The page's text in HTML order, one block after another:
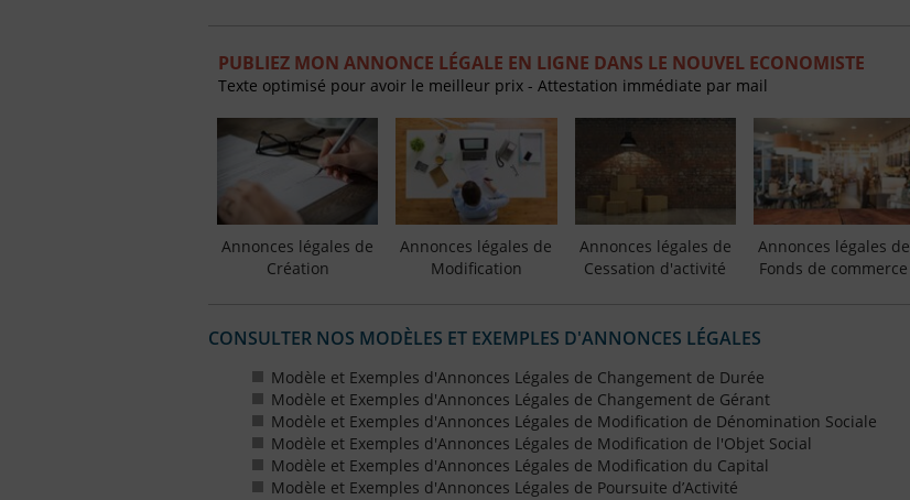
PUBLIEZ MON ANNONCE LÉGALE EN LIGNE DANS LE NOUVEL ECONOMISTE
Texte optimisé pour avoir le meilleur prix - Attestation immédiate par mail
Annonces légales de
Création
Annonces légales de
Modification
Annonces légales de
Cessation d'activité
Annonces légales de
Fonds de commerce
CONSULTER NOS MODÈLES ET EXEMPLES D'ANNONCES LÉGALES
Modèle et Exemples d'Annonces Légales de Changement de Durée
Modèle et Exemples d'Annonces Légales de Changement de Gérant
Modèle et Exemples d'Annonces Légales de Modification de Dénomination Sociale
Modèle et Exemples d'Annonces Légales de Modification de l'Objet Social
Modèle et Exemples d'Annonces Légales de Modification du Capital
Modèle et Exemples d'Annonces Légales de Poursuite d’Activité